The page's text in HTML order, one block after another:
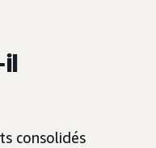
il
consolidés